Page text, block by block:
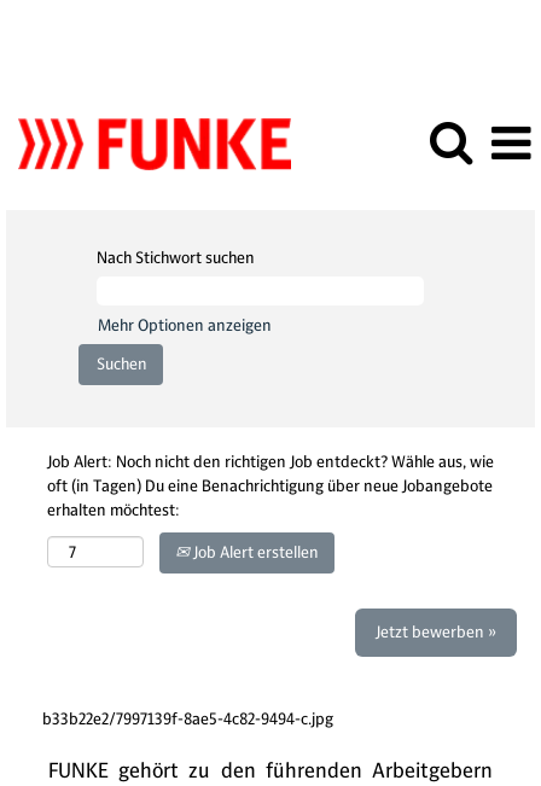
Nach Stichwort suchen
Mehr Optionen anzeigen
Job Alert: Noch nicht den richtigen Job entdeckt? Wähle aus, wie
oft (in Tagen) Du eine Benachrichtigung über neue Jobangebote
erhalten möchtest:
Job Alert erstellen
Jetzt bewerben »
b33b22e2/7997139f-8ae5-4c82-9494-c.jpg
FUNKE gehört zu den führenden Arbeitgebern